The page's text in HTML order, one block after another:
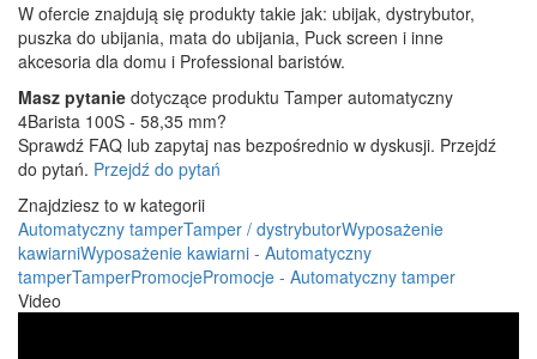
W ofercie znajdują się produkty takie jak: ubijak, dystrybutor,
puszka do ubijania, mata do ubijania, Puck screen i inne
akcesoria dla domu i Professional baristów.
Masz pytanie dotyczące produktu Tamper automatyczny
4Barista 100S - 58,35 mm?
Sprawdź FAQ lub zapytaj nas bezpośrednio w dyskusji. Przejdź
do pytań. Przejdź do pytań
Znajdziesz to w kategorii
Automatyczny tamperTamper / dystrybutorWyposażenie
kawiarniWyposażenie kawiarni - Automatyczny
tamperTamperPromocjePromocje - Automatyczny tamper
Video